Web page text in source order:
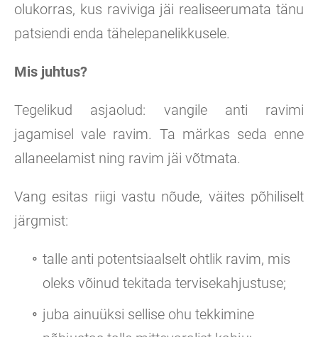
olukorras, kus raviviga jäi realiseerumata tänu
patsiendi enda tähelepanelikkusele.
Mis juhtus?
Tegelikud asjaolud: vangile anti ravimi
jagamisel vale ravim. Ta märkas seda enne
allaneelamist ning ravim jäi võtmata.
Vang esitas riigi vastu nõude, väites põhiliselt
järgmist:
talle anti potentsiaalselt ohtlik ravim, mis
oleks võinud tekitada tervisekahjustuse;
juba ainuüksi sellise ohu tekkimine